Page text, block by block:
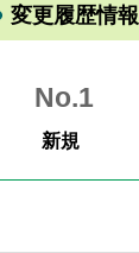
変更履歴情報
No.1
新規